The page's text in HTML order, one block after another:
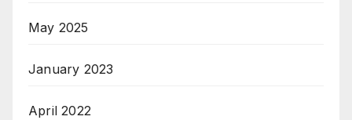
May 2025
January 2023
April 2022